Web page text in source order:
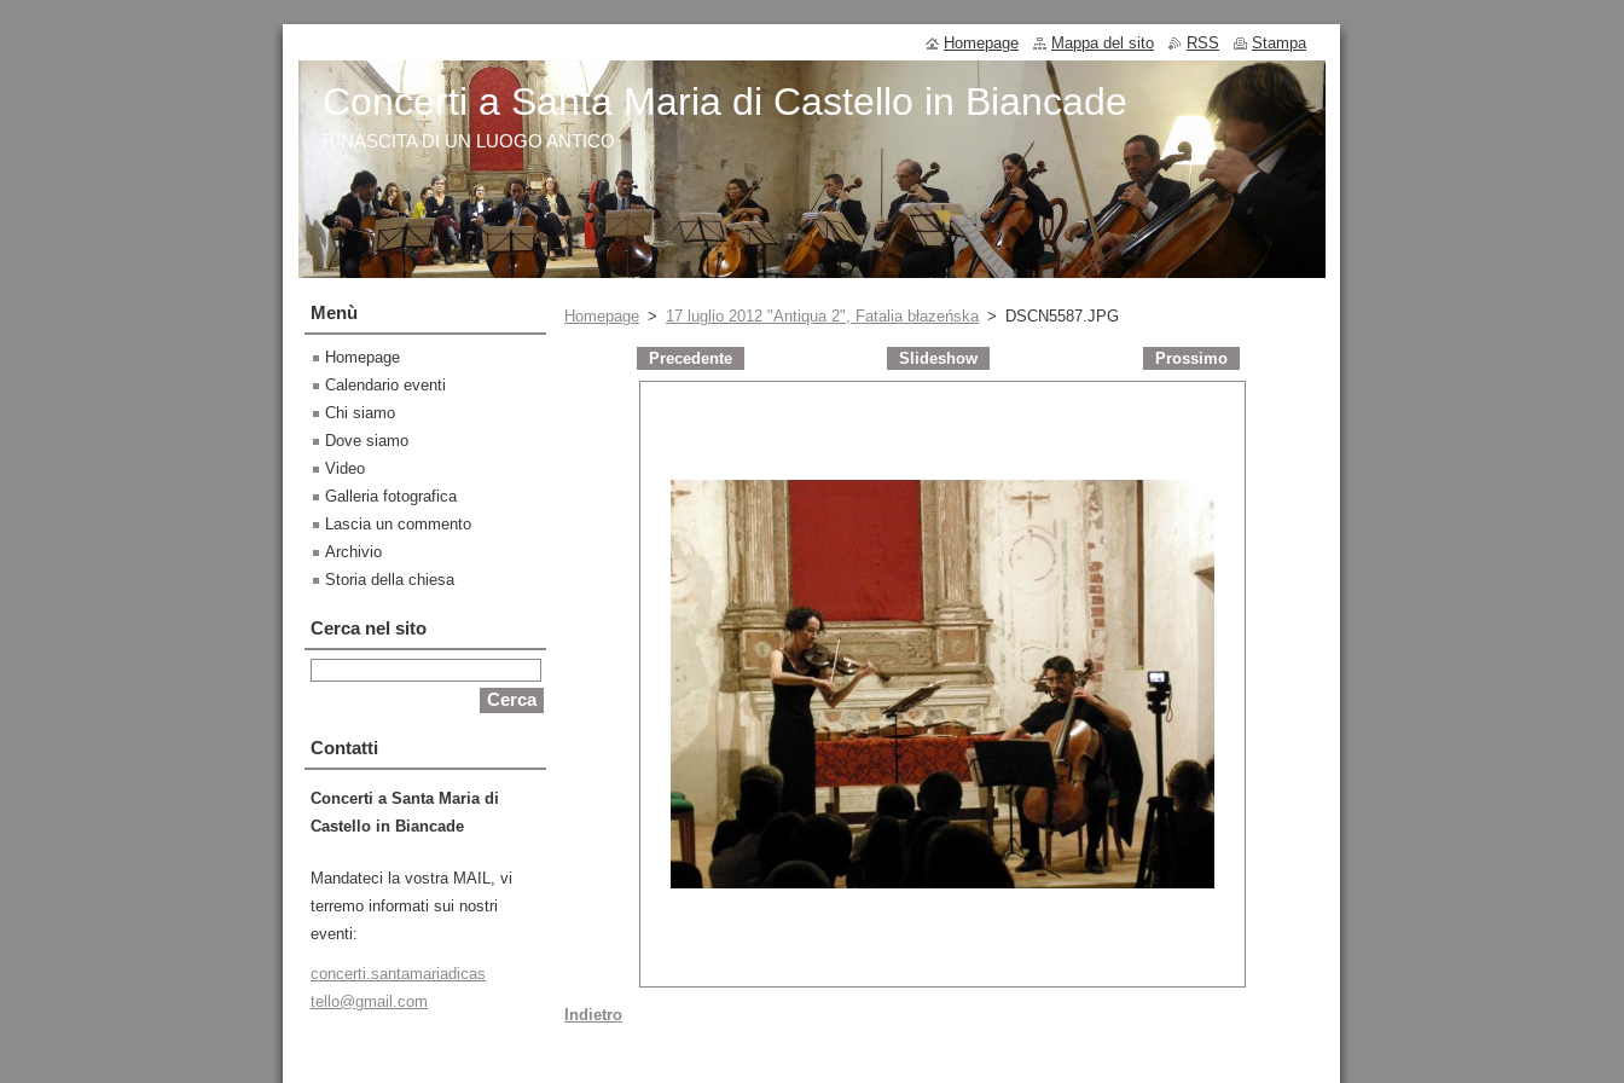
Concerti a Santa Maria di Castello in Biancade
RINASCITA DI UN LUOGO ANTICO
Homepage > 17 luglio 2012 "Antiqua 2", Fatalia błazeńska > DSCN5587.JPG
Precedente Slideshow Prossimo
Indietro
Menù
Homepage
Calendario eventi
Chi siamo
Dove siamo
Video
Galleria fotografica
Lascia un commento
Archivio
Storia della chiesa
Cerca nel sito
Contatti
Concerti a Santa Maria di
Castello in Biancade
Mandateci la vostra MAIL, vi
terremo informati sui nostri
eventi:
concerti.santamariadicas
tello@gmail.com
Homepage Mappa del sito RSS Stampa